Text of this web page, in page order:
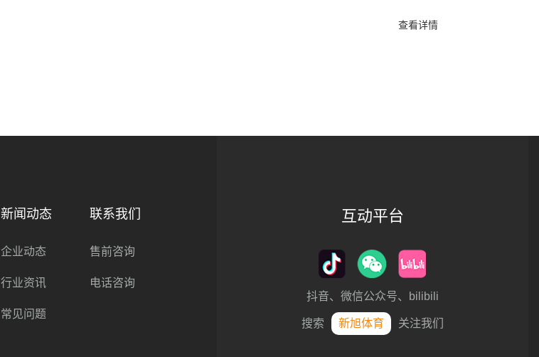
查看详情
新闻动态
企业动态
行业资讯
常见问题
联系我们
售前咨询
电话咨询
互动平台
抖音、微信公众号、bilibili
搜索 新旭体育 关注我们